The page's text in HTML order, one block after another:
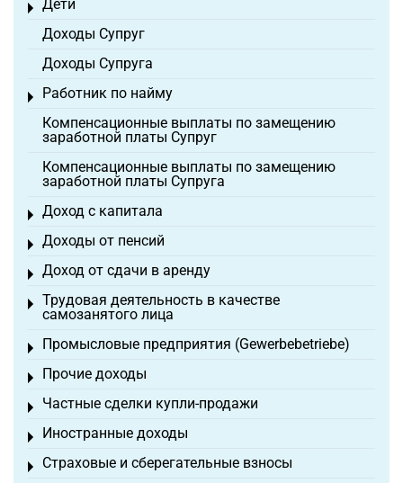
Дети
Toggle menu
Доходы Супруг
Доходы Супруга
Работник по найму
Toggle menu
Компенсационные выплаты по замещению
заработной платы Супруг
Компенсационные выплаты по замещению
заработной платы Супруга
Доход с капитала
Toggle menu
Доходы от пенсий
Toggle menu
Доход от сдачи в аренду
Toggle menu
Трудовая деятельность в качестве
самозанятого лица
Toggle menu
Промысловые предприятия (Gewerbebetriebe)
Toggle menu
Прочие доходы
Toggle menu
Частные сделки купли-продажи
Toggle menu
Иностранные доходы
Toggle menu
Страховые и сберегательные взносы
Toggle menu